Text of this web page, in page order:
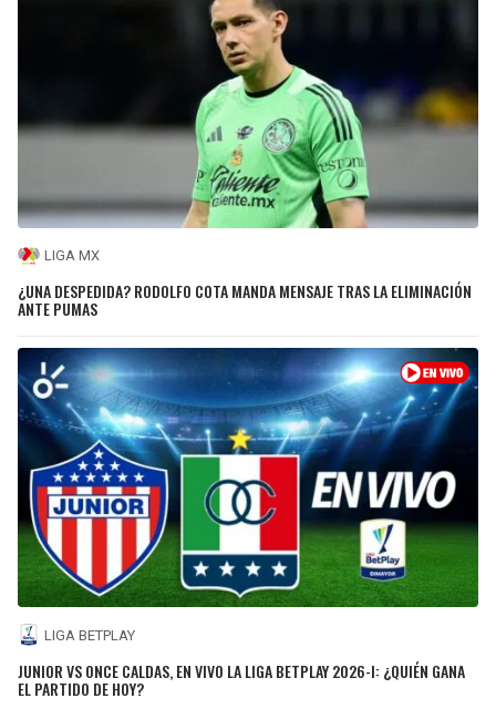
LIGA MX
¿UNA DESPEDIDA? RODOLFO COTA MANDA MENSAJE TRAS LA ELIMINACIÓN
ANTE PUMAS
LIGA BETPLAY
JUNIOR VS ONCE CALDAS, EN VIVO LA LIGA BETPLAY 2026-I: ¿QUIÉN GANA
EL PARTIDO DE HOY?